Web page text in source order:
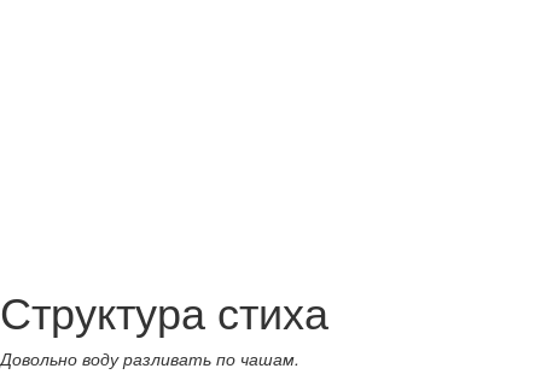
Структура стиха
Довольно воду разливать по чашам.